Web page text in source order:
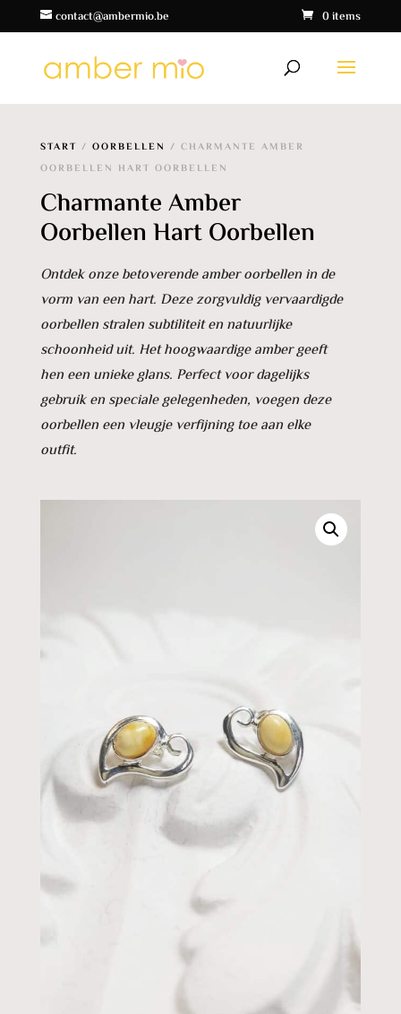
contact@ambermio.be 0 items
START / OORBELLEN / CHARMANTE AMBER
OORBELLEN HART OORBELLEN
Charmante Amber
Oorbellen Hart Oorbellen
Ontdek onze betoverende amber oorbellen in de
vorm van een hart. Deze zorgvuldig vervaardigde
oorbellen stralen subtiliteit en natuurlijke
schoonheid uit. Het hoogwaardige amber geeft
hen een unieke glans. Perfect voor dagelijks
gebruik en speciale gelegenheden, voegen deze
oorbellen een vleugje verfijning toe aan elke
outfit.